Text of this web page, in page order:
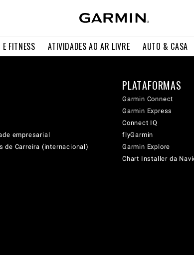
FITNESS ATIVIDADES AO AR LIVRE AUTO & CASA
empresarial
de Carreira (internacional)
PLATAFORMAS
Garmin Connect
Garmin Express
Connect IQ
flyGarmin
Garmin Explore
Chart Installer da